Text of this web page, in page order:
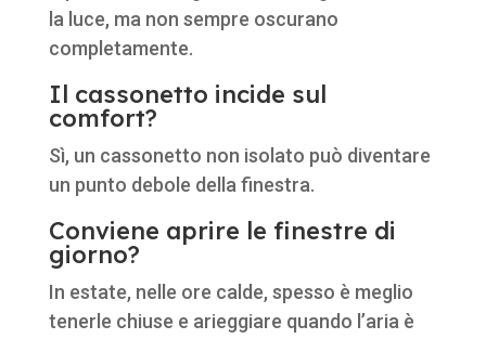
la luce, ma non sempre oscurano
completamente.
Il cassonetto incide sul
comfort?
Sì, un cassonetto non isolato può diventare
un punto debole della finestra.
Conviene aprire le finestre di
giorno?
In estate, nelle ore calde, spesso è meglio
tenerle chiuse e arieggiare quando l’aria è